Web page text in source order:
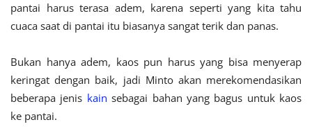
pantai harus terasa adem, karena seperti yang kita tahu
cuaca saat di pantai itu biasanya sangat terik dan panas.
Bukan hanya adem, kaos pun harus yang bisa menyerap
keringat dengan baik, jadi Minto akan merekomendasikan
beberapa jenis kain sebagai bahan yang bagus untuk kaos
ke pantai.